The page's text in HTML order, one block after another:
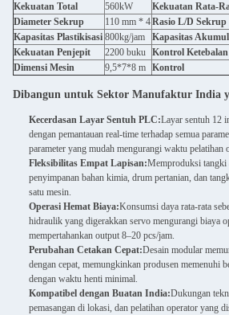
Kekuatan Total
560kW Kekuatan Rata-
Diameter Sekrup
110 mm * 4Rasio L/D Sekrup
Kapasitas Plastikisasi 800kg/jam Kapasitas
Kekuatan Penjepit
2200 buku Kontrol Ketebalan
Dimensi Mesin
9,5*7*8 m Kontrol
Dibangun untuk Sektor Manufaktur India
Kecerdasan Layar Sentuh PLC:Layar sentuh 12
dengan pemantauan real-time terhadap semua
parameter yang mudah mengurangi waktu pelatihan
Fleksibilitas Empat Lapisan:Memproduksi tangki
penyimpanan bahan kimia, drum pertanian, dan
satu mesin.
Operasi Hemat Biaya:Konsumsi daya rata-rata
hidraulik yang digerakkan servo mengurangi biaya
mempertahankan output 8–20 pcs/jam.
Perubahan Cetakan Cepat:Desain modular
dengan cepat, memungkinkan produsen memenuhi
dengan waktu henti minimal.
Kompatibel dengan Buatan India:Dukungan
pemasangan di lokasi, dan pelatihan operator yang